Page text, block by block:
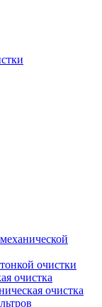
очистки
очистка
очистка